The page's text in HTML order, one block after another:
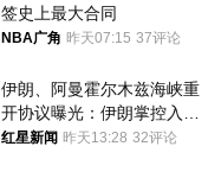
签史上最大合同
NBA广角 昨天07:15 37评论
伊朗、阿曼霍尔木兹海峡重
开协议曝光：伊朗掌控入湾
航道，与阿曼平分“服务费”
红星新闻 昨天13:28 32评论